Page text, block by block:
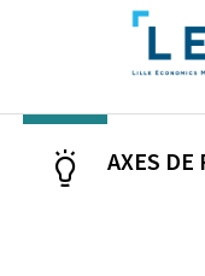
AXES DE